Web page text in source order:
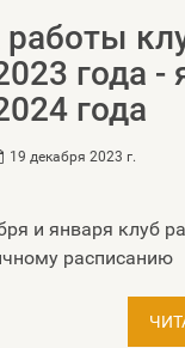
года -
года
19 декабря 2023 г.
и января клуб
расписанию